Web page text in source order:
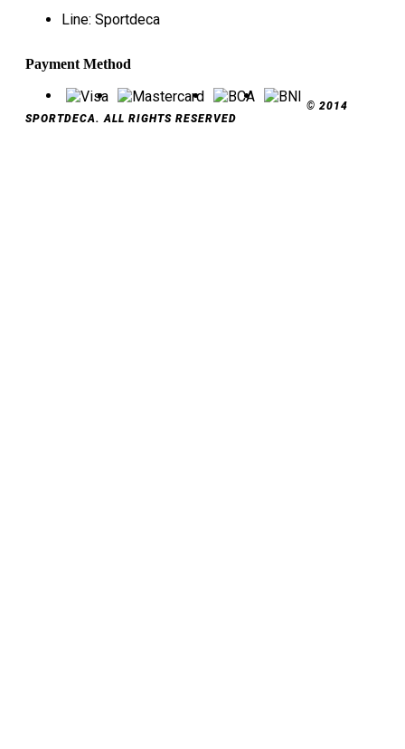
Line: Sportdeca
Payment Method
© 2014
SPORTDECA. ALL RIGHTS RESERVED